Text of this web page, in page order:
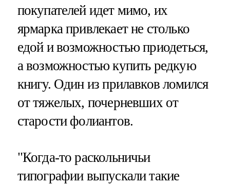
покупателей идет мимо, их
ярмарка привлекает не столько
едой и возможностью приодеться,
а возможностью купить редкую
книгу. Один из прилавков ломился
от тяжелых, почерневших от
старости фолиантов.
"Когда-то раскольничьи
типографии выпускали такие